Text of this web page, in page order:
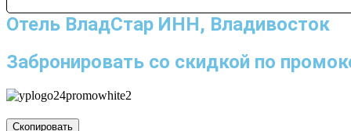
Отель ВладСтар ИНН, Владивосток
Забронировать со скидкой по
Скопировать